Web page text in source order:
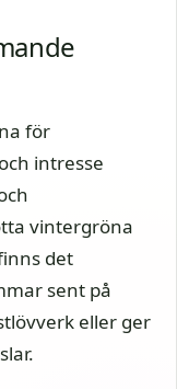
för
intresse
vintergröna
det
sent på
eller ger